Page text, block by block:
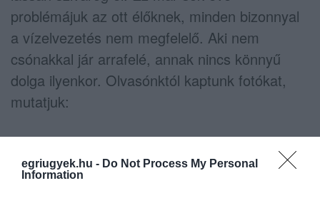
egriugyek.hu - Do Not Process My Personal
Information
problémájuk az ott élőknek, minden bizonnyal
a vízelvezetés nem megfelelő. Aki nem
csónakkal jár arrafelé, annak nincs könnyű
dolga ilyenkor. Olvasónktól kaptunk fotókat,
mutatjuk: